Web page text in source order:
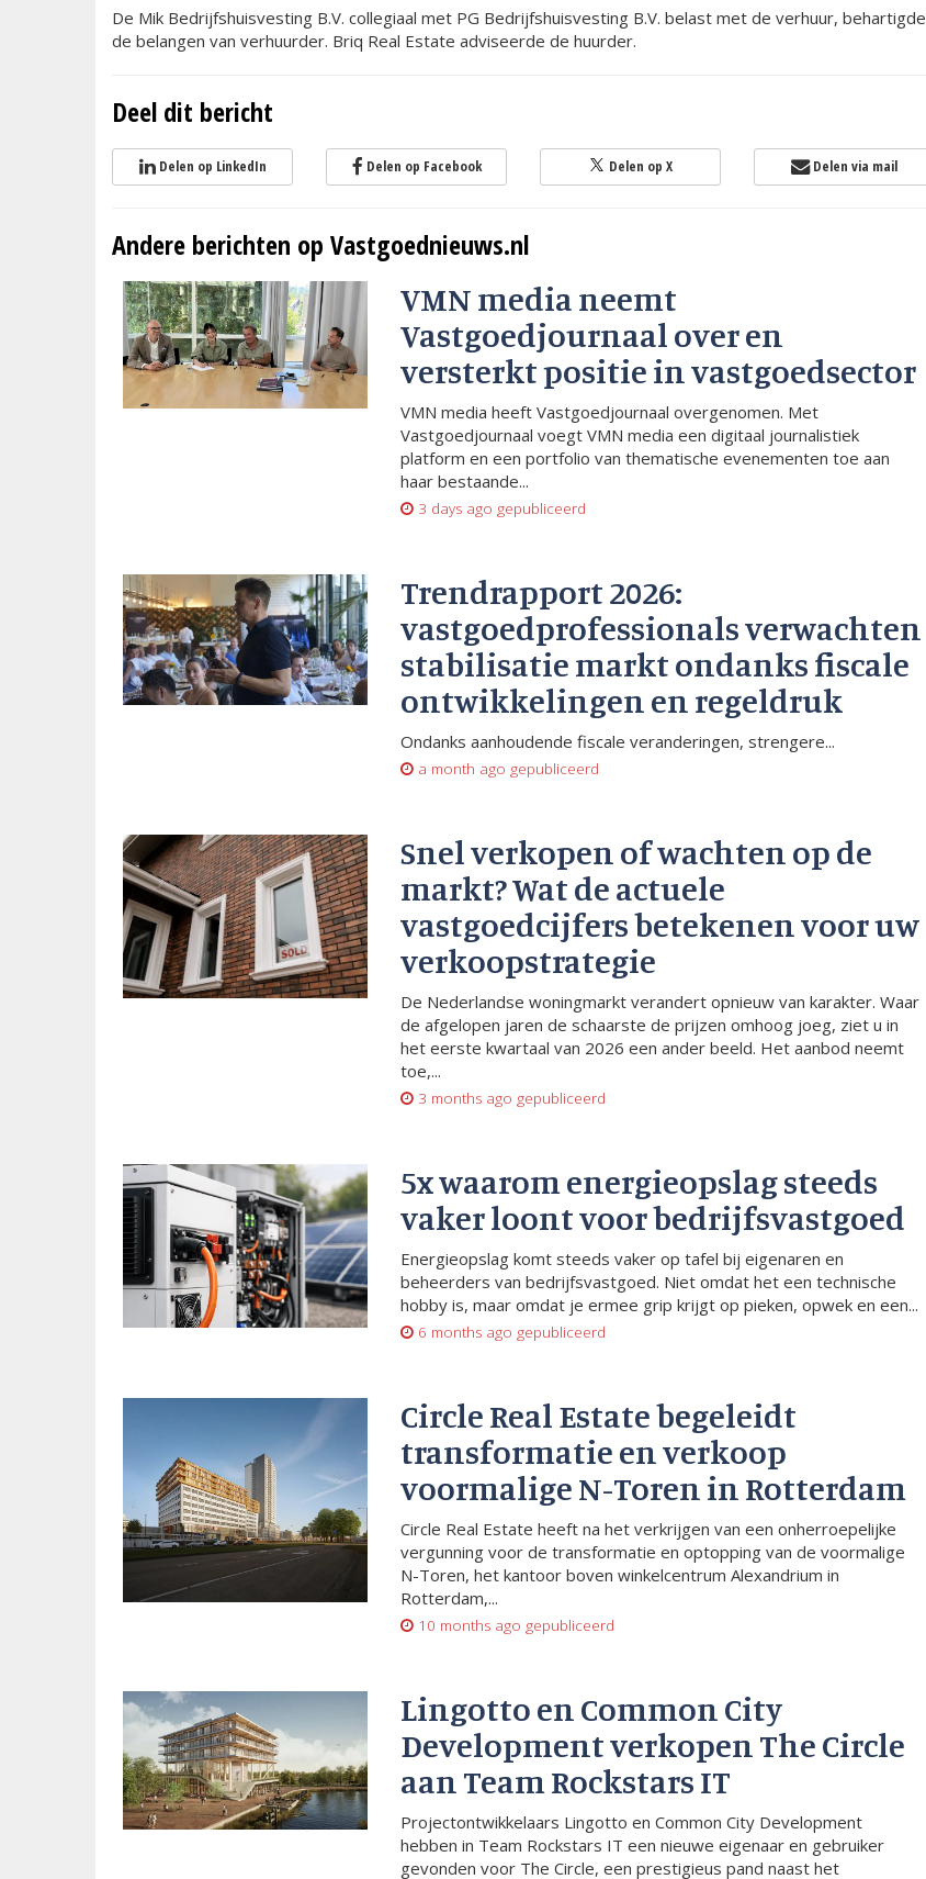
De Mik Bedrijfshuisvesting B.V. collegiaal met PG Bedrijfshuisvesting B.V. belast met de verhuur, behartigde
de belangen van verhuurder. Briq Real Estate adviseerde de huurder.
Deel dit bericht
Delen op LinkedIn Delen op Facebook Delen op X Delen via mail
Andere berichten op Vastgoednieuws.nl
VMN media neemt
Vastgoedjournaal over en
versterkt positie in vastgoedsector
VMN media heeft Vastgoedjournaal overgenomen. Met
Vastgoedjournaal voegt VMN media een digitaal journalistiek
platform en een portfolio van thematische evenementen toe aan
haar bestaande...
3 days ago gepubliceerd
Trendrapport 2026:
vastgoedprofessionals verwachten
stabilisatie markt ondanks fiscale
ontwikkelingen en regeldruk
Ondanks aanhoudende fiscale veranderingen, strengere...
a month ago gepubliceerd
Snel verkopen of wachten op de
markt? Wat de actuele
vastgoedcijfers betekenen voor uw
verkoopstrategie
De Nederlandse woningmarkt verandert opnieuw van karakter. Waar
de afgelopen jaren de schaarste de prijzen omhoog joeg, ziet u in
het eerste kwartaal van 2026 een ander beeld. Het aanbod neemt
toe,...
3 months ago gepubliceerd
5x waarom energieopslag steeds
vaker loont voor bedrijfsvastgoed
Energieopslag komt steeds vaker op tafel bij eigenaren en
beheerders van bedrijfsvastgoed. Niet omdat het een technische
hobby is, maar omdat je ermee grip krijgt op pieken, opwek en een...
6 months ago gepubliceerd
Circle Real Estate begeleidt
transformatie en verkoop
voormalige N-Toren in Rotterdam
Circle Real Estate heeft na het verkrijgen van een onherroepelijke
vergunning voor de transformatie en optopping van de voormalige
N-Toren, het kantoor boven winkelcentrum Alexandrium in
Rotterdam,...
10 months ago gepubliceerd
Lingotto en Common City
Development verkopen The Circle
aan Team Rockstars IT
Projectontwikkelaars Lingotto en Common City Development
hebben in Team Rockstars IT een nieuwe eigenaar en gebruiker
gevonden voor The Circle, een prestigieus pand naast het